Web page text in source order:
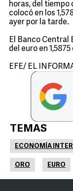
horas, del tiempo
colocó en los
ayer por la tarde.
El Banco Central
del euro en
EFE/ EL
TEMAS
ECONOMÍA
ORO EURO